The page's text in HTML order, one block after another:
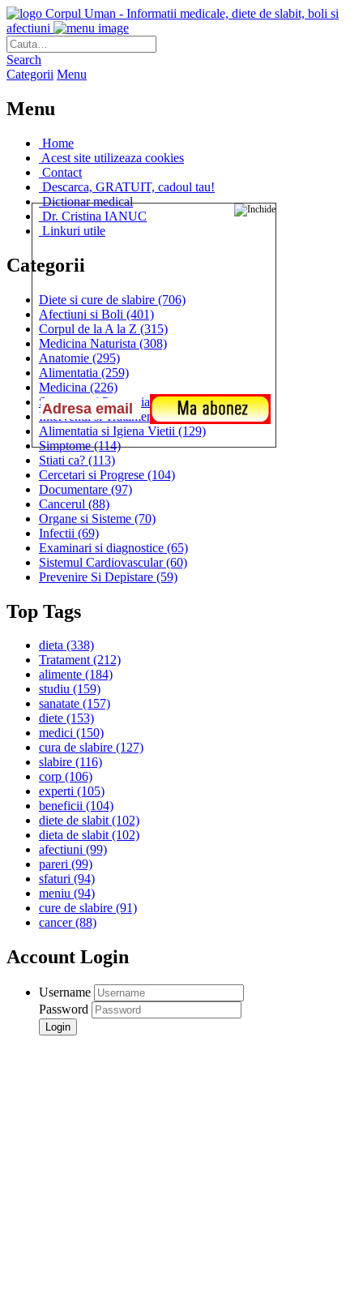
Corpul Uman - Informatii medicale, diete de slabit, boli si
afectiuni
Search
Categorii Menu
Menu
Home
Acest site utilizeaza cookies
Contact
Descarca, GRATUIT, cadoul tau!
Dictionar medical
Dr. Cristina IANUC
Linkuri utile
Categorii
Diete si cure de slabire (706)
Afectiuni si Boli (401)
Corpul de la A la Z (315)
Medicina Naturista (308)
Anatomie (295)
Alimentatia (259)
Medicina (226)
Sanatatea si Preventia(170)
Interventii si Tratamente(167)
Alimentatia si Igiena Vietii (129)
Simptome(114)
Stiati ca? (113)
Cercetari si Progrese (104)
Documentare (97)
Cancerul (88)
Organe si Sisteme (70)
Infectii (69)
Examinari si diagnostice (65)
Sistemul Cardiovascular(60)
Prevenire Si Depistare (59)
Top Tags
dieta (338)
Tratament(212)
alimente (184)
studiu (159)
sanatate (157)
diete (153)
medici (150)
cura de slabire (127)
slabire (116)
corp (106)
experti (105)
beneficii (104)
diete de slabit(102)
dieta de slabit(102)
afectiuni (99)
pareri (99)
sfaturi (94)
meniu (94)
cure de slabire (91)
cancer(88)
Account Login
Username
Password